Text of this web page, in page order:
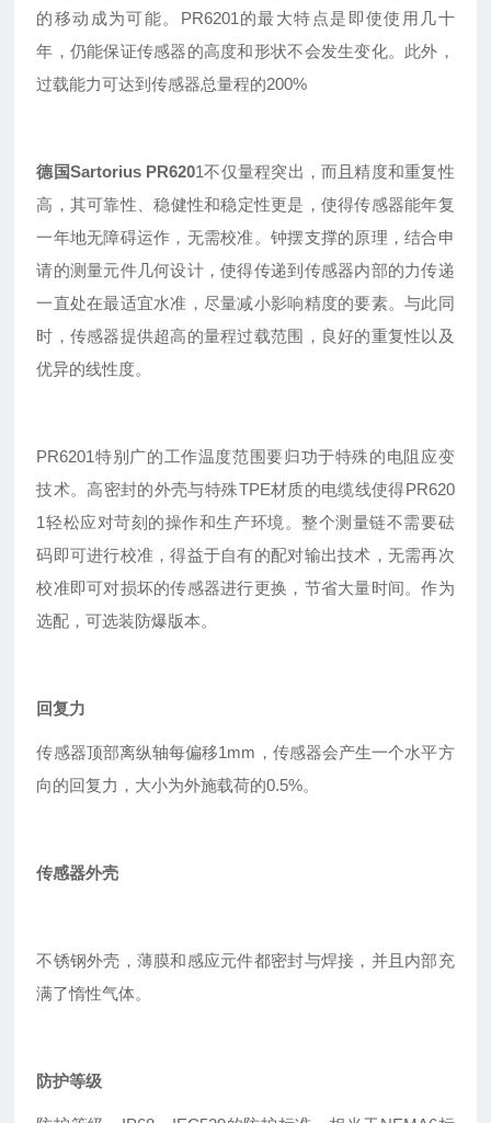
的移动成为可能。PR6201的最大特点是即使使用几十
年，仍能保证传感器的高度和形状不会发生变化。此外，
过载能力可达到传感器总量程的200%
德国SartoriusPR6201不仅量程突出 ， 而且精度和重复性
高 ， 其可靠性 、稳健性和稳定性更是，使得传感器能年复
一年地无障碍运作，无需校准。钟摆支撑的原理，结合申
请的测量元件几何设计，使得传递到传感器内部的力传递
一直处在最适宜水准，尽量减小影响精度的要素。与此同
时，传感器提供超高的量程过载范围，良好的重复性以及
优异的线性度。
PR6201特别广的工作温度范围要归功于特殊的电阻应变
技术。高密封的外壳与特殊TPE材质的电缆线使得PR620
1轻松应对苛刻的操作和生产环境。整个测量链不需要砝
码即可进行校准，得益于自有的配对输出技术，无需再次
校准即可对损坏的传感器进行更换，节省大量时间。作为
选配，可选装防爆版本。
回复力
传感器顶部离纵轴每偏移1mm，传感器会产生一个水平方
向的回复力，大小为外施载荷的0.5%。
传感器外壳
不锈钢外壳，薄膜和感应元件都密封与焊接，并且内部充
满了惰性气体。
防护等级